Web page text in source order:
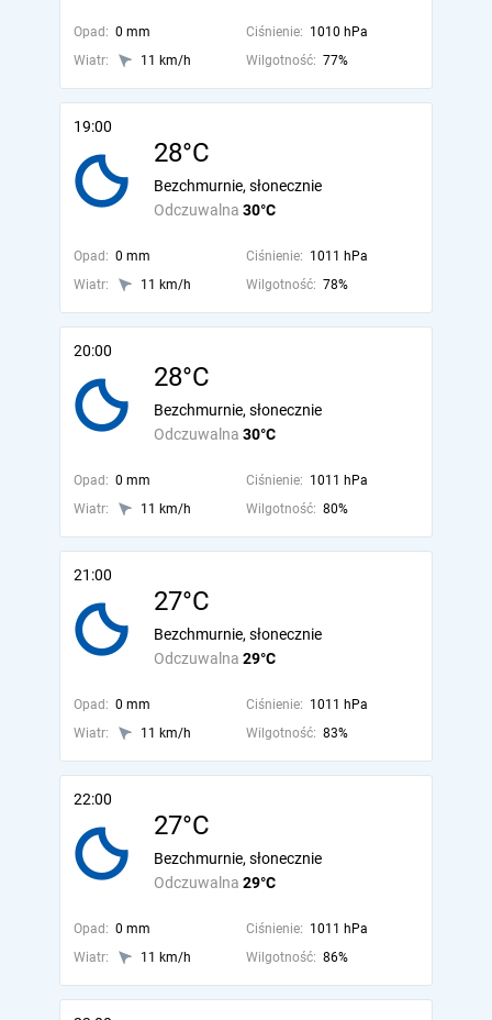
Opad: 0 mm Ciśnienie: 1010 hPa
Wiatr:
11 km/h Wilgotność: 77%
19:00
28°C
Odczuwalna 30°C
Bezchmurnie, słonecznie
Opad: 0 mm Ciśnienie: 1011 hPa
Wiatr:
11 km/h Wilgotność: 78%
20:00
28°C
Odczuwalna 30°C
Bezchmurnie, słonecznie
Opad: 0 mm Ciśnienie: 1011 hPa
Wiatr:
11 km/h Wilgotność: 80%
21:00
27°C
Odczuwalna 29°C
Bezchmurnie, słonecznie
Opad: 0 mm Ciśnienie: 1011 hPa
Wiatr:
11 km/h Wilgotność: 83%
22:00
27°C
Odczuwalna 29°C
Bezchmurnie, słonecznie
Opad: 0 mm Ciśnienie: 1011 hPa
Wiatr:
11 km/h Wilgotność: 86%